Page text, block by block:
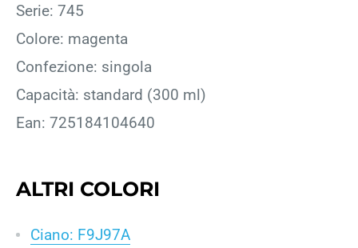
Serie: 745
Colore: magenta
Confezione: singola
Capacità: standard (300 ml)
Ean: 725184104640
ALTRI COLORI
Ciano: F9J97A